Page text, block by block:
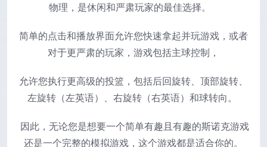
物理，是休闲和严肃玩家的最佳选择。
简单的点击和播放界面允许您快速拿起并玩游戏，或者
对于更严肃的玩家，游戏包括主球控制，
允许您执行更高级的投篮，包括后回旋转、顶部旋转、
左旋转（左英语）、右旋转（右英语）和球转向。
因此，无论您是想要一个简单有趣且有趣的斯诺克游戏
还是一个完整的模拟游戏，这个游戏都是适合你的。